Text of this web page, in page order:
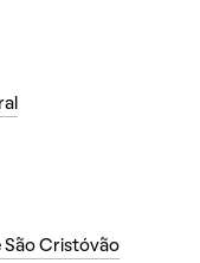
São Cristóvão